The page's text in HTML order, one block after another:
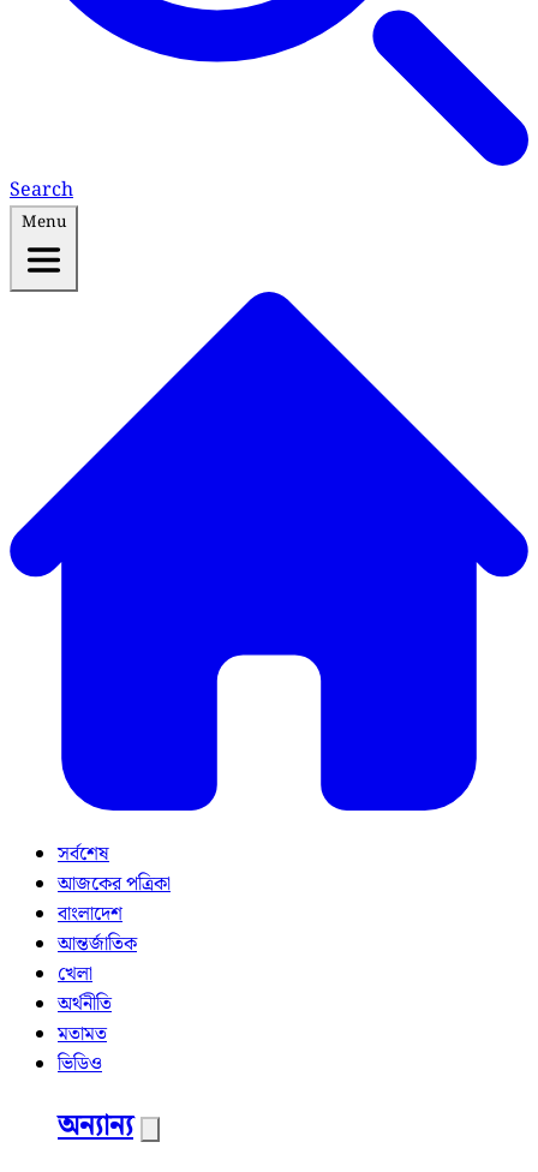
Search
Menu
সর্বশেষ
আজকের পত্রিকা
বাংলাদেশ
আন্তর্জাতিক
খেলা
অর্থনীতি
মতামত
ভিডিও
অন্যান্য